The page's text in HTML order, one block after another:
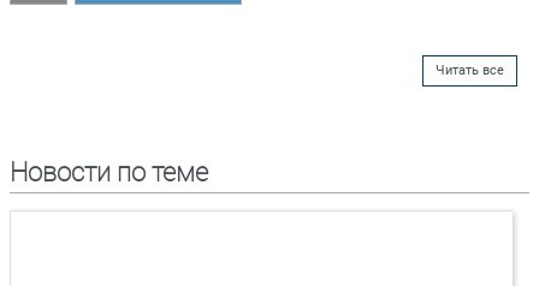
Читать все
Новости по теме